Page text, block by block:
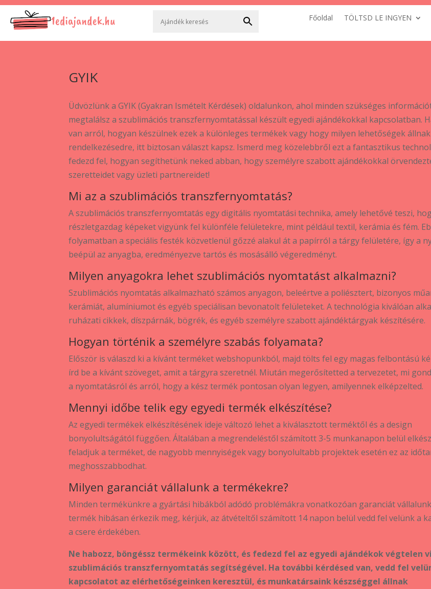
Főoldal TÖLTSD LE INGYEN
GYIK
Üdvözlünk a GYIK (Gyakran Ismételt Kérdések) oldalunkon, ahol minden szükséges
megtalálsz a szublimációs transzfernyomtatással készült egyedi ajándékokkal kapcsolatban.
van arról, hogyan készülnek ezek a különleges termékek vagy hogy milyen lehetőségek állnak
rendelkezésedre, itt biztosan választ kapsz. Ismerd meg közelebbről ezt a fantasztikus
fedezd fel, hogyan segíthetünk neked abban, hogy személyre szabott ajándékokkal
szeretteidet vagy üzleti partnereidet!
Mi az a szublimációs transzfernyomtatás?
A szublimációs transzfernyomtatás egy digitális nyomtatási technika, amely lehetővé teszi,
részletgazdag képeket vigyünk fel különféle felületekre, mint például textil, kerámia és fém.
folyamatban a speciális festék közvetlenül gőzzé alakul át a papírról a tárgy felületére, így a
beépül az anyagba, eredményezve tartós és mosásálló végeredményt.
Milyen anyagokra lehet szublimációs nyomtatást alkalmazni?
Szublimációs nyomtatás alkalmazható számos anyagon, beleértve a poliésztert, bizonyos
kerámiát, alumíniumot és egyéb speciálisan bevonatolt felületeket. A technológia kiválóan
ruházati cikkek, díszpárnák, bögrék, és egyéb személyre szabott ajándéktárgyak készítésére.
Hogyan történik a személyre szabás folyamata?
Először is válaszd ki a kívánt terméket webshopunkból, majd tölts fel egy magas felbontású
írd be a kívánt szöveget, amit a tárgyra szeretnél. Miután megerősítetted a tervezetet, mi
a nyomtatásról és arról, hogy a kész termék pontosan olyan legyen, amilyennek elképzelted.
Mennyi időbe telik egy egyedi termék elkészítése?
Az egyedi termékek elkészítésének ideje változó lehet a kiválasztott terméktől és a design
bonyolultságától függően. Általában a megrendeléstől számított 3-5 munkanapon belül
feladjuk a terméket, de nagyobb mennyiségek vagy bonyolultabb projektek esetén ez az
meghosszabbodhat.
Milyen garanciát vállalunk a termékekre?
Minden termékünkre a gyártási hibákból adódó problémákra vonatkozóan garanciát
termék hibásan érkezik meg, kérjük, az átvételtől számított 14 napon belül vedd fel velünk a
a csere érdekében.
Ne habozz, böngéssz termékeink között, és fedezd fel az egyedi ajándékok végtelen
szublimációs transzfernyomtatás segítségével. Ha további kérdésed van, vedd fel
kapcsolatot az elérhetőségeinken keresztül, és munkatársaink készséggel állnak